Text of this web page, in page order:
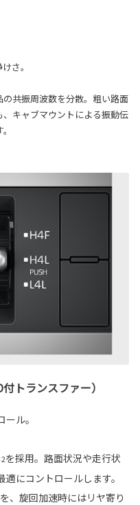
さ。
共振周波数を分散。粗い路面
キャブマウントによる振動伝
トランスファー）
ル。
を採用。路面状況や走行状
にコントロールします。
、旋回加速時にはリヤ寄り